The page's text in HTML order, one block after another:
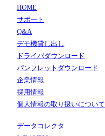
HOME
サポート
Q&A
デモ機貸し出し
ドライバダウンロード
パンフレットダウンロード
企業情報
採用情報
個人情報の取り扱いについて
データコレクタ